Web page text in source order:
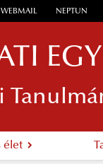
WEBMAIL NEPTUN
élet